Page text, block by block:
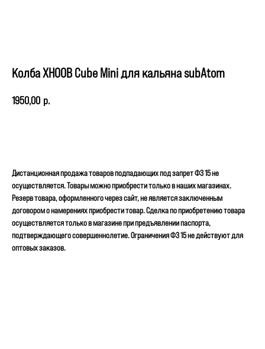
Колба XHOOB Cube Mini для кальяна subAtom
1950,00 р.
Дистанционная продажа товаров подпадающих под запрет ФЗ 15 не
осуществляется. Товары можно приобрести только в наших магазинах.
Резерв товара, оформленного через сайт, не является заключенным
договором о намерениях приобрести товар. Сделка по приобретению товара
осуществляется только в магазине при предъявлении паспорта,
подтверждающего совершеннолетие. Ограничения ФЗ 15 не действуют для
оптовых заказов.